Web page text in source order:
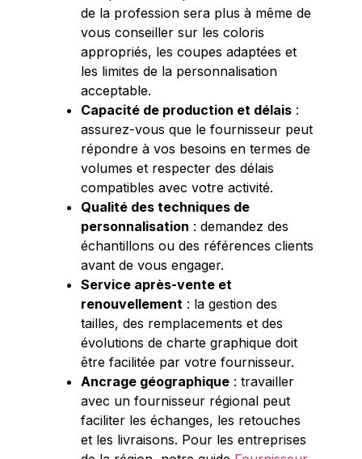
de la profession sera plus à même de
vous conseiller sur les coloris
appropriés, les coupes adaptées et
les limites de la personnalisation
acceptable.
Capacité de production et délais :
assurez-vous que le fournisseur peut
répondre à vos besoins en termes de
volumes et respecter des délais
compatibles avec votre activité.
Qualité des techniques de
personnalisation : demandez des
échantillons ou des références clients
avant de vous engager.
Service après-vente et
renouvellement : la gestion des
tailles, des remplacements et des
évolutions de charte graphique doit
être facilitée par votre fournisseur.
Ancrage géographique : travailler
avec un fournisseur régional peut
faciliter les échanges, les retouches
et les livraisons. Pour les entreprises